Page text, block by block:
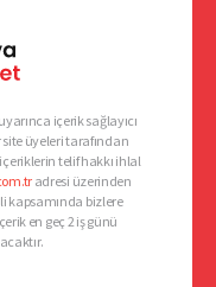
içerik sağlayıcı
üyeleri tarafından
telif hakkı ihlal
adresi üzerinden
kapsamında bizlere
en geç 2 iş günü